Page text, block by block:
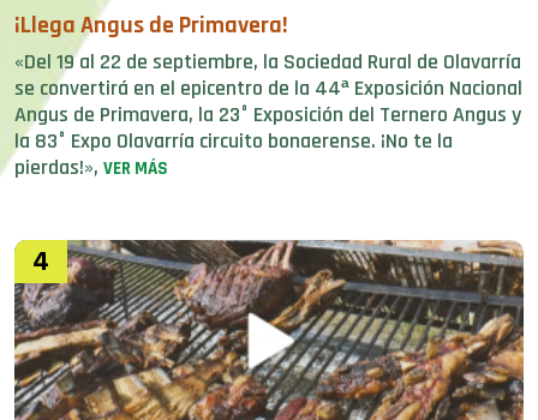
¡Llega Angus de Primavera!
«Del 19 al 22 de septiembre, la Sociedad Rural de Olavarría
se convertirá en el epicentro de la 44ª Exposición Nacional
Angus de Primavera, la 23° Exposición del Ternero Angus y
la 83° Expo Olavarría circuito bonaerense. ¡No te la
pierdas!», VER MÁS
4